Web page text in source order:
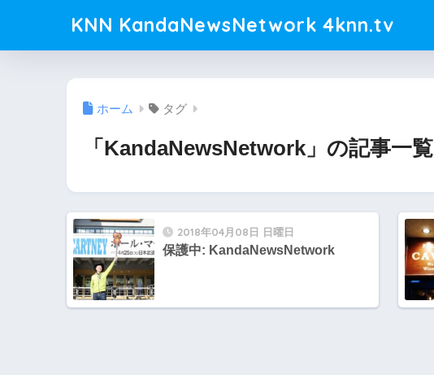
KNN KandaNewsNetwork 4knn.tv
ホーム タグ
「KandaNewsNetwork」の記事一覧
2018年04月08日 日曜日
保護中: KandaNewsNetwork